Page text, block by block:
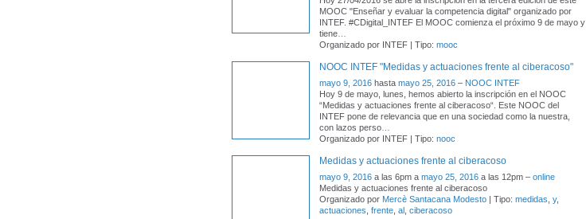
MOOC "Enseñar y evaluar la competencia digital" organizado por
INTEF. #CDigital_INTEF El MOOC comienza el próximo 9 de mayo y
tiene
Organizado por INTEF | Tipo: mooc
NOOC INTEF "Medidas y actuaciones frente al ciberacoso"
mayo 9, 2016 hasta mayo 25, 2016 – NOOC INTEF
Hoy 9 de mayo, lunes, hemos abierto la inscripción en el NOOC
“Medidas y actuaciones frente al ciberacoso“. Este NOOC del
INTEF pone de relevancia que en una sociedad como la nuestra,
con lazos perso
Organizado por INTEF | Tipo: nooc
Medidas y actuaciones frente al ciberacoso
mayo 9, 2016 a las 6pm a mayo 25, 2016 a las 12pm – online
Medidas y actuaciones frente al ciberacoso
Organizado por Mercè Santacana Modesto | Tipo: medidas y,
actuaciones frente al ciberacoso